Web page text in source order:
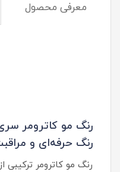
معرفی محصول
رنگ حرفه‌ای و
رنگ مو کاترومر ترکیبی